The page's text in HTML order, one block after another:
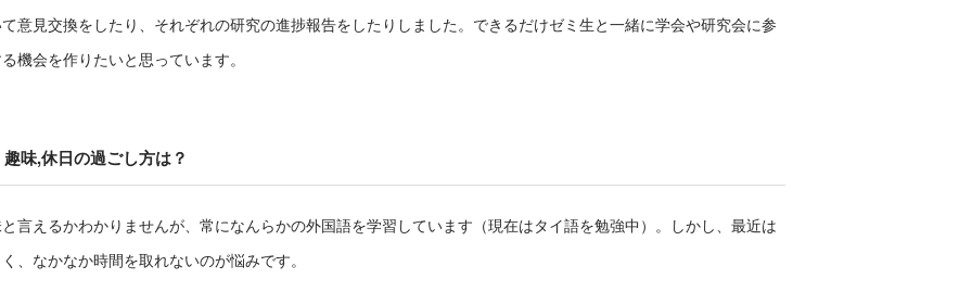
意見交換をしたり、それぞれの研究の進捗報告をしたりしました。できるだけゼミ生と一緒に学会や研究会に参
機会を作りたいと思っています。
趣味,休日の過ごし方は？
言えるかわかりませんが、常になんらかの外国語を学習しています（現在はタイ語を勉強中）。しかし、最近は
、なかなか時間を取れないのが悩みです。